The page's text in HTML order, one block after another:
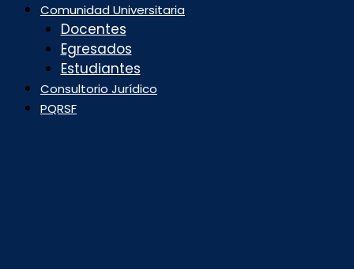
Comunidad Universitaria
Docentes
Egresados
Estudiantes
Consultorio Jurídico
PQRSF